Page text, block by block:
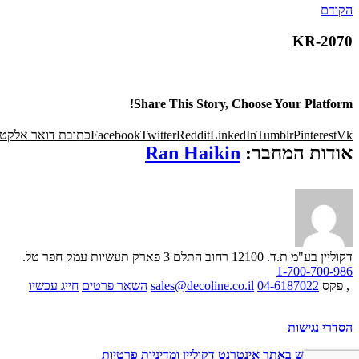
הקודם
KR-2070
Share This Story, Choose Your Platform!
FacebookTwitterRedditLinkedInTumblrPinterestVk כתובת דואר
אודות המחבר: Ran Haikin
דקוליין בע"מ ת.ד. 12100 רחוב התלם 3 פארק תעשיות עמק חפר
טל.
1-700-700-986
, פקס 04-6187022
sales@decoline.co.il השאר פרטים חייג עכשיו
הסדרי נגישות
תנאי שימוש באתר אינטרנט דקוליין ומדיניות פרטיות